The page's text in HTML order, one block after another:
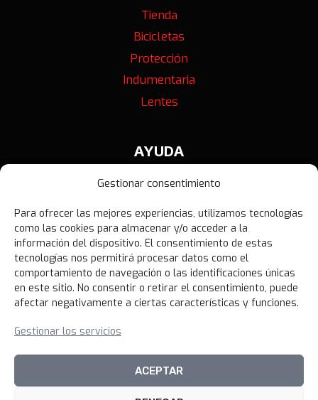
Gestionar consentimiento
Para ofrecer las mejores experiencias, utilizamos tecnologías
como las cookies para almacenar y/o acceder a la
información del dispositivo. El consentimiento de estas
tecnologías nos permitirá procesar datos como el
comportamiento de navegación o las identificaciones únicas
en este sitio. No consentir o retirar el consentimiento, puede
afectar negativamente a ciertas características y funciones.
Gestionar los servicios
ACEPTAR
Tienda
Bicicletas
Protección
Indumentaria
Lentes
AYUDA
Contáctanos
Política de Privacidad
Política de Devoluciones
Libro de Reclamaciones